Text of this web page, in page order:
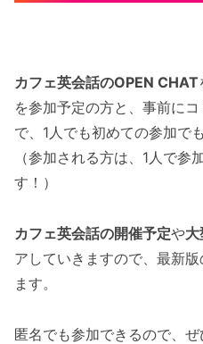
カフェ英会話のOPEN CHAT
を参加予定の方と、事前に
で、1人でも初めての参加で
（参加される方は、1人で参
す！）
カフェ英会話の開催予定や
アしていきますので、最新
ます。
匿名でも参加できるので、